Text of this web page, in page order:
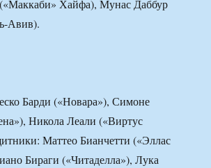
Хайфа), Мунас Даббур
Авив).
Барди («Новара»), Симоне
Никола Леали («Виртус
Маттео Бианчетти («Эллас
Бираги («Читаделла»), Лука